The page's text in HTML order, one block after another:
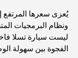
أفضل 7
صورها
الدليل الأمثل
يُعزى سعرها المرتفع
ونظام البرمجيات
ليست سيارة تسلا
الفجوة بين سهولة